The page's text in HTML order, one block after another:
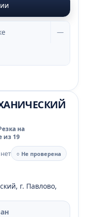
—
на
из 19
○ Не проверена
г. Павлово,